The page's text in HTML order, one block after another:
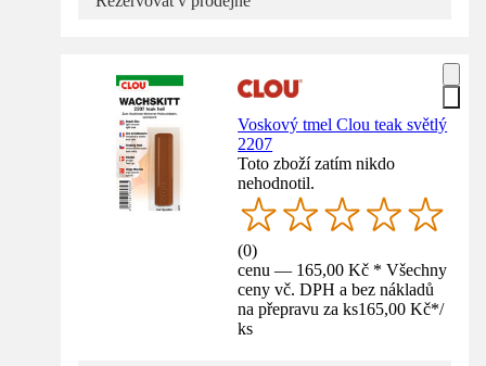
Voskový tmel Clou teak světlý
2207
Toto zboží zatím nikdo
nehodnotil.
(0)
cenu — 165,00 Kč * Všechny
ceny vč. DPH a bez nákladů
na přepravu za ks165,00 Kč*/
ks